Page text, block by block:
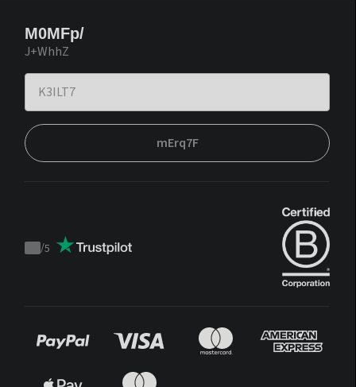
M0MFp/
J+WhhZ
mErq7F
Trustpilot
/5